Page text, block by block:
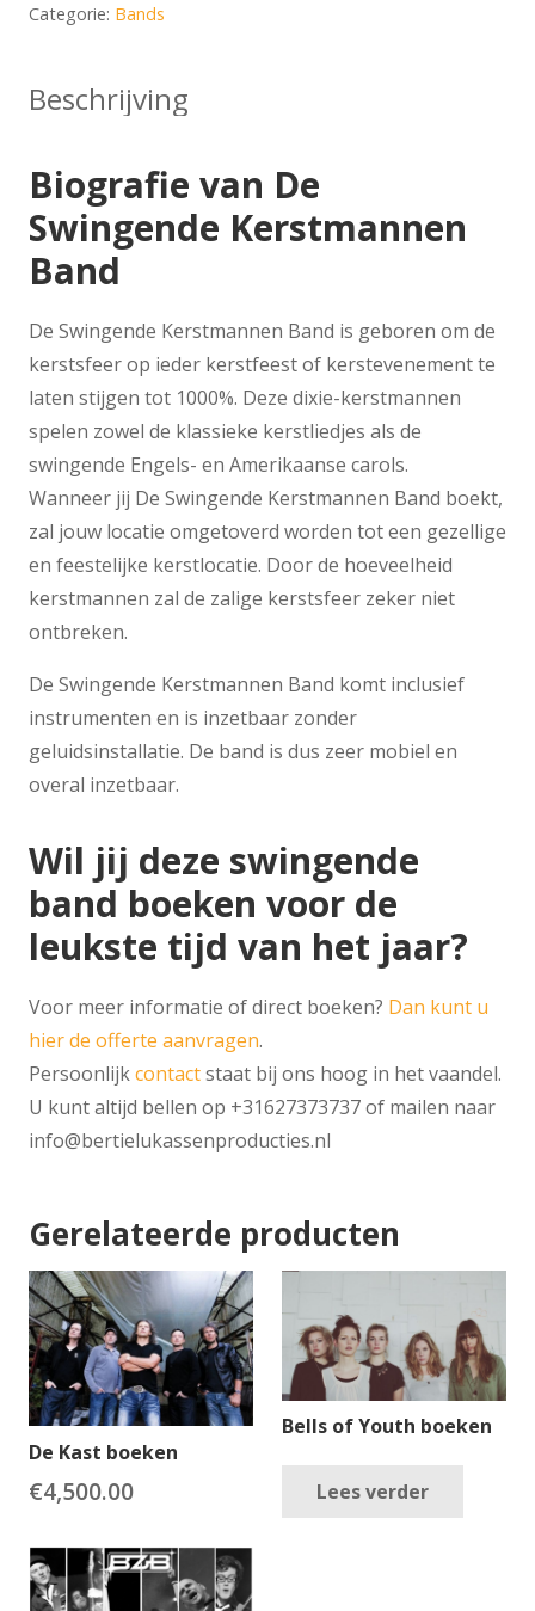
Categorie: Bands
Beschrijving
Biografie van De
Swingende Kerstmannen
Band
De Swingende Kerstmannen Band is geboren om de
kerstsfeer op ieder kerstfeest of kerstevenement te
laten stijgen tot 1000%. Deze dixie-kerstmannen
spelen zowel de klassieke kerstliedjes als de
swingende Engels- en Amerikaanse carols.
Wanneer jij De Swingende Kerstmannen Band boekt,
zal jouw locatie omgetoverd worden tot een gezellige
en feestelijke kerstlocatie. Door de hoeveelheid
kerstmannen zal de zalige kerstsfeer zeker niet
ontbreken.
De Swingende Kerstmannen Band komt inclusief
instrumenten en is inzetbaar zonder
geluidsinstallatie. De band is dus zeer mobiel en
overal inzetbaar.
Wil jij deze swingende
band boeken voor de
leukste tijd van het jaar?
Voor meer informatie of direct boeken? Dan kunt u
hier de offerte aanvragen.
Persoonlijkcontactstaat bij ons hoog in het vaandel.
U kunt altijd bellen op +31627373737 of mailen naar
info@bertielukassenproducties.nl
Gerelateerde producten
De Kast boeken
€4,500.00
Bells of Youth boeken
Lees verder